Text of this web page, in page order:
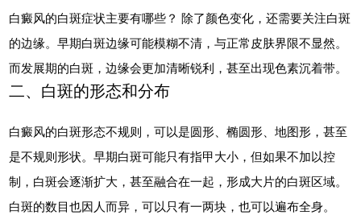
白癜风的白斑症状主要有哪些？ 除了颜色变化，还需要关注白斑
的边缘。早期白斑边缘可能模糊不清，与正常皮肤界限不显然。
而发展期的白斑，边缘会更加清晰锐利，甚至出现色素沉着带。
二、白斑的形态和分布
白癜风的白斑形态不规则，可以是圆形、椭圆形、地图形，甚至
是不规则形状。早期白斑可能只有指甲大小，但如果不加以控
制，白斑会逐渐扩大，甚至融合在一起，形成大片的白斑区域。
白斑的数目也因人而异，可以只有一两块，也可以遍布全身。